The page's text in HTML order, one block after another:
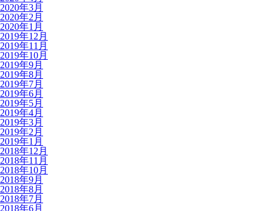
2020年3月
2020年2月
2020年1月
2019年12月
2019年11月
2019年10月
2019年9月
2019年8月
2019年7月
2019年6月
2019年5月
2019年4月
2019年3月
2019年2月
2019年1月
2018年12月
2018年11月
2018年10月
2018年9月
2018年8月
2018年7月
2018年6月